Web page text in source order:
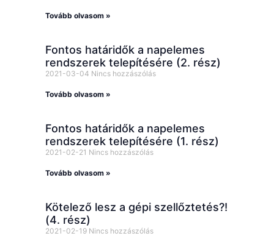
Tovább olvasom »
Fontos határidők a napelemes
rendszerek telepítésére (2. rész)
2021-03-04 Nincs hozzászólás
Tovább olvasom »
Fontos határidők a napelemes
rendszerek telepítésére (1. rész)
2021-02-21 Nincs hozzászólás
Tovább olvasom »
Kötelező lesz a gépi szellőztetés?!
(4. rész)
2021-02-19 Nincs hozzászólás